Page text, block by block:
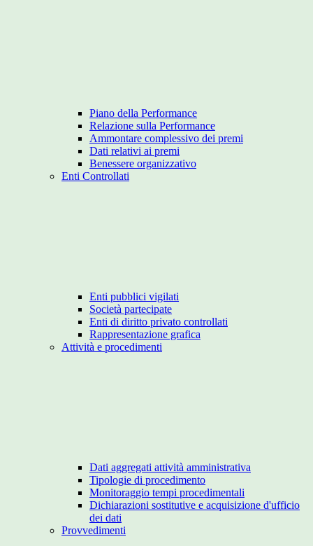
Piano della Performance
Relazione sulla Performance
Ammontare complessivo dei premi
Dati relativi ai premi
Benessere organizzativo
Enti Controllati
Enti pubblici vigilati
Società partecipate
Enti di diritto privato controllati
Rappresentazione grafica
Attività e procedimenti
Dati aggregati attività amministrativa
Tipologie di procedimento
Monitoraggio tempi procedimentali
Dichiarazioni sostitutive e acquisizione d'ufficio
dei dati
Provvedimenti